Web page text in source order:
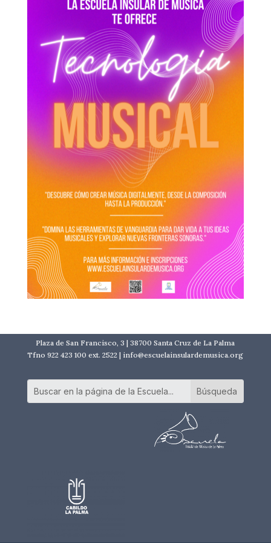
Plaza de San Francisco, 3 | 38700 Santa Cruz de La Palma
Tfno 922 423 100 ext. 2522 | info@escuelainsulardemusica.org